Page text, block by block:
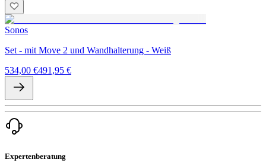
Sonos
Set - mit Move 2 und Wandhalterung - Weiß
534,00 €491,95 €
Expertenberatung